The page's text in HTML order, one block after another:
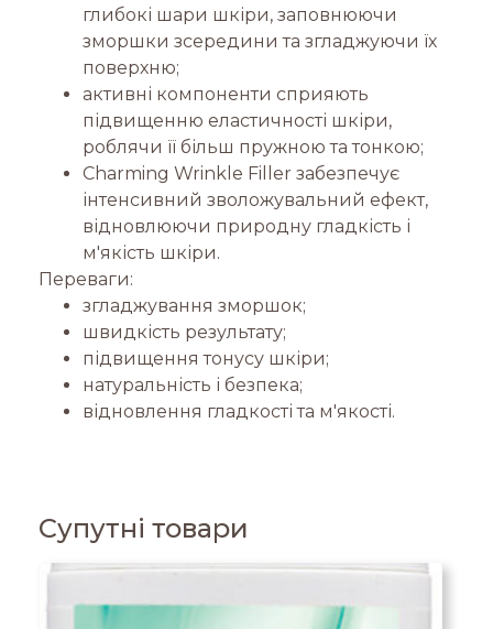
глибокі шари шкіри, заповнюючи
зморшки зсередини та згладжуючи їх
поверхню;
активні компоненти сприяють
підвищенню еластичності шкіри,
роблячи її більш пружною та тонкою;
Charming Wrinkle Filler забезпечує
інтенсивний зволожувальний ефект,
відновлюючи природну гладкість і
м'якість шкіри.
Переваги:
згладжування зморшок;
швидкість результату;
підвищення тонусу шкіри;
натуральність і безпека;
відновлення гладкості та м'якості.
Супутні товари